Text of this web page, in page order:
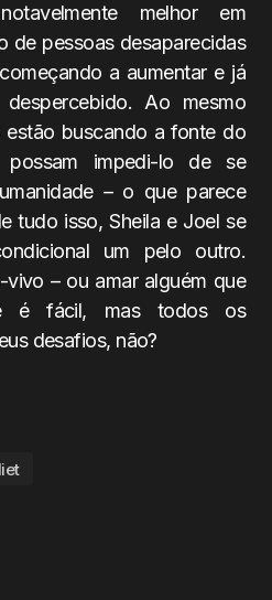
melhor em
de pessoas desaparecidas
a aumentar e já
Ao mesmo
buscando a fonte do
impedi-lo de se
– o que parece
tudo isso, Sheila e Joel se
um pelo outro.
vivo – ou amar alguém que
é fácil, mas todos os
desafios, não?